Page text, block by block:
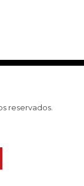
reservados.